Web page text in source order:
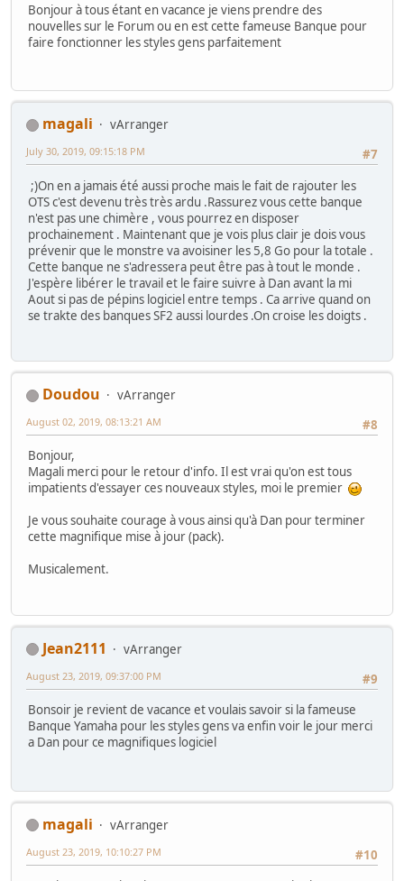
Bonjour à tous étant en vacance je viens prendre des
nouvelles sur le Forum ou en est cette fameuse Banque pour
faire fonctionner les styles gens parfaitement
magali
vArranger
#7
July 30, 2019, 09:15:18 PM
;)On en a jamais été aussi proche mais le fait de rajouter les
OTS c'est devenu très très ardu .Rassurez vous cette banque
n'est pas une chimère , vous pourrez en disposer
prochainement . Maintenant que je vois plus clair je dois vous
prévenir que le monstre va avoisiner les 5,8 Go pour la totale .
Cette banque ne s'adressera peut être pas à tout le monde .
J'espère libérer le travail et le faire suivre à Dan avant la mi
Aout si pas de pépins logiciel entre temps . Ca arrive quand on
se trakte des banques SF2 aussi lourdes .On croise les doigts .
Doudou
vArranger
#8
August 02, 2019, 08:13:21 AM
Bonjour,
Magali merci pour le retour d'info. Il est vrai qu'on est tous
impatients d'essayer ces nouveaux styles, moi le premier
Je vous souhaite courage à vous ainsi qu'à Dan pour terminer
cette magnifique mise à jour (pack).
Musicalement.
Jean2111
vArranger
#9
August 23, 2019, 09:37:00 PM
Bonsoir je revient de vacance et voulais savoir si la fameuse
Banque Yamaha pour les styles gens va enfin voir le jour merci
a Dan pour ce magnifiques logiciel
magali
vArranger
#10
August 23, 2019, 10:10:27 PM